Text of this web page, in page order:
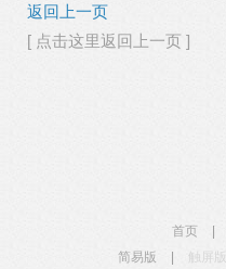
返回上一页
[ 点击这里返回上一页 ]
首页
简易版
触屏版